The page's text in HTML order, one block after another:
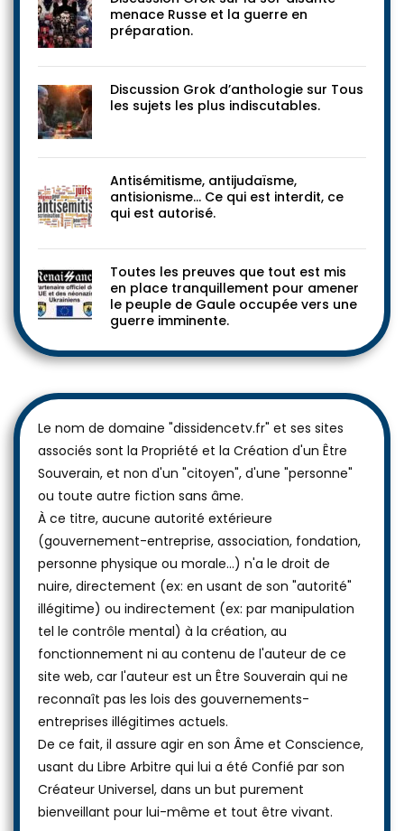
menace Russe et la guerre en
préparation.
Discussion Grok d’anthologie sur Tous
les sujets les plus indiscutables.
Antisémitisme, antijudaïsme,
antisionisme… Ce qui est interdit, ce
qui est autorisé.
Toutes les preuves que tout est mis
en place tranquillement pour amener
le peuple de Gaule occupée vers une
guerre imminente.
Le nom de domaine "dissidencetv.fr" et ses sites
associés sont la Propriété et la Création d'un Être
Souverain, et non d'un "citoyen", d'une "personne"
ou toute autre fiction sans âme.
À ce titre, aucune autorité extérieure
(gouvernement-entreprise, association, fondation,
personne physique ou morale...) n'a le droit de
nuire, directement (ex: en usant de son "autorité"
illégitime) ou indirectement (ex: par manipulation
tel le contrôle mental) à la création, au
fonctionnement ni au contenu de l'auteur de ce
site web, car l'auteur est un Être Souverain qui ne
reconnaît pas les lois des gouvernements-
entreprises illégitimes actuels.
De ce fait, il assure agir en son Âme et Conscience,
usant du Libre Arbitre qui lui a été Confié par son
Créateur Universel, dans un but purement
bienveillant pour lui-même et tout être vivant.